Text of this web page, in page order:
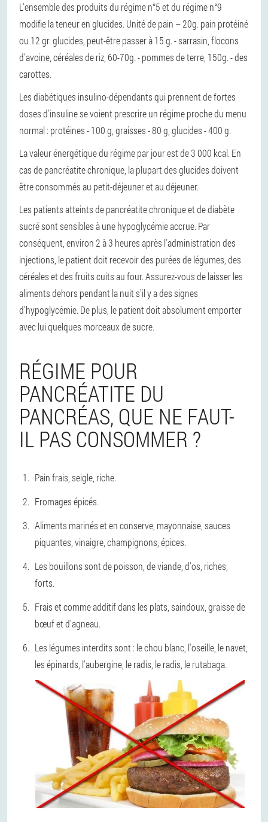
L'ensemble des produits du régime n°5 et du régime n°9
modifie la teneur en glucides. Unité de pain – 20g. pain protéiné
ou 12 gr. glucides, peut-être passer à 15 g. - sarrasin, flocons
d'avoine, céréales de riz, 60-70g. - pommes de terre, 150g. - des
carottes.
Les diabétiques insulino-dépendants qui prennent de fortes
doses d'insuline se voient prescrire un régime proche du menu
normal : protéines - 100 g, graisses - 80 g, glucides - 400 g.
La valeur énergétique du régime par jour est de 3 000 kcal. En
cas de pancréatite chronique, la plupart des glucides doivent
être consommés au petit-déjeuner et au déjeuner.
Les patients atteints de pancréatite chronique et de diabète
sucré sont sensibles à une hypoglycémie accrue. Par
conséquent, environ 2 à 3 heures après l'administration des
injections, le patient doit recevoir des purées de légumes, des
céréales et des fruits cuits au four. Assurez-vous de laisser les
aliments dehors pendant la nuit s'il y a des signes
d'hypoglycémie. De plus, le patient doit absolument emporter
avec lui quelques morceaux de sucre.
RÉGIME POUR
PANCRÉATITE DU
PANCRÉAS, QUE NE FAUT-
IL PAS CONSOMMER ?
Pain frais, seigle, riche.
Fromages épicés.
Aliments marinés et en conserve, mayonnaise, sauces
piquantes, vinaigre, champignons, épices.
Les bouillons sont de poisson, de viande, d'os, riches,
forts.
Frais et comme additif dans les plats, saindoux, graisse de
bœuf et d'agneau.
Les légumes interdits sont : le chou blanc, l'oseille, le navet,
les épinards, l'aubergine, le radis, le radis, le rutabaga.